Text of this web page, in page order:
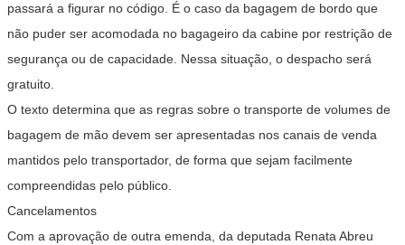
passará a figurar no código. É o caso da bagagem de bordo que
não puder ser acomodada no bagageiro da cabine por restrição de
segurança ou de capacidade. Nessa situação, o despacho será
gratuito.
O texto determina que as regras sobre o transporte de volumes de
bagagem de mão devem ser apresentadas nos canais de venda
mantidos pelo transportador, de forma que sejam facilmente
compreendidas pelo público.
Cancelamentos
Com a aprovação de outra emenda, da deputada Renata Abreu